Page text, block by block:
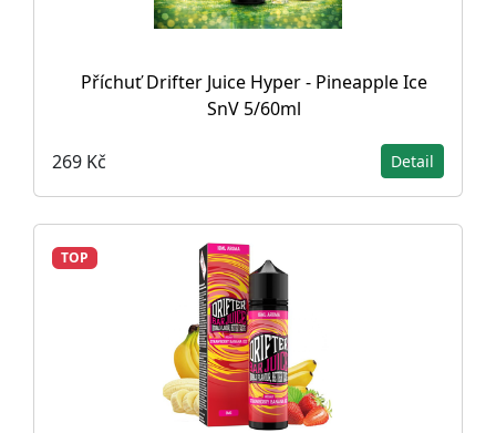
Příchuť Drifter Juice Hyper - Pineapple Ice
SnV 5/60ml
269 Kč Detail
TOP